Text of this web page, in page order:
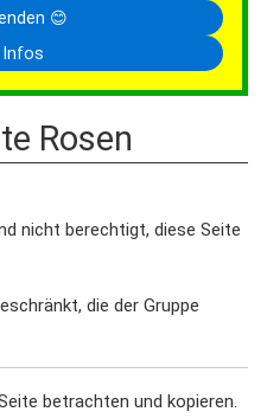
😊
Infos
Rosen
nicht berechtigt, diese Seite
die der Gruppe
betrachten und kopieren.